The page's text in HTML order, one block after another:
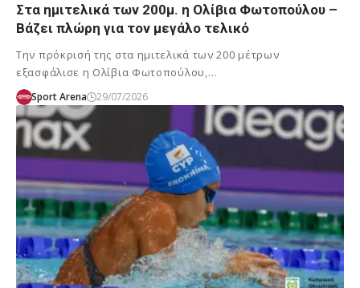
Στα ημιτελικά των 200μ. η Ολίβια Φωτοπούλου –
Βάζει πλώρη για τον μεγάλο τελικό
Την πρόκρισή της στα ημιτελικά των 200 μέτρων
εξασφάλισε η Ολίβια Φωτοπούλου,…
Sport Arena 29/07/2026